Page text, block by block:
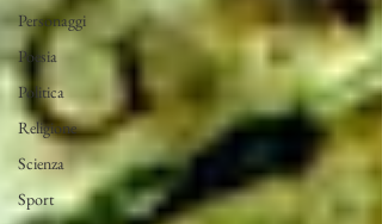
Personaggi
Poesia
Politica
Religione
Scienza
Sport